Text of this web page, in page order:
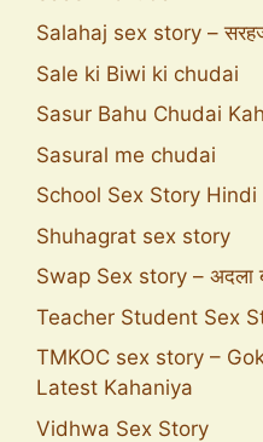
Salahaj sex story –
Sale ki Biwi ki chudai
Sasur Bahu Chudai
Sasural me chudai
School Sex Story Hindi
Shuhagrat sex story
Swap Sex story – अदला
Teacher Student Sex
TMKOC sex story –
Latest Kahaniya
Vidhwa Sex Story